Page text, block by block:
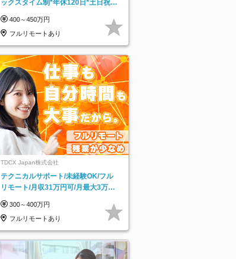
ックスタイム制*年休120日*土日祝休
400～450万円
フルリモートあり
TDCX Japan株式会社
テクニカルサポート/未経験OK/フル
リモート/月収31万円可/月最大3万の
300～400万円
フルリモートあり